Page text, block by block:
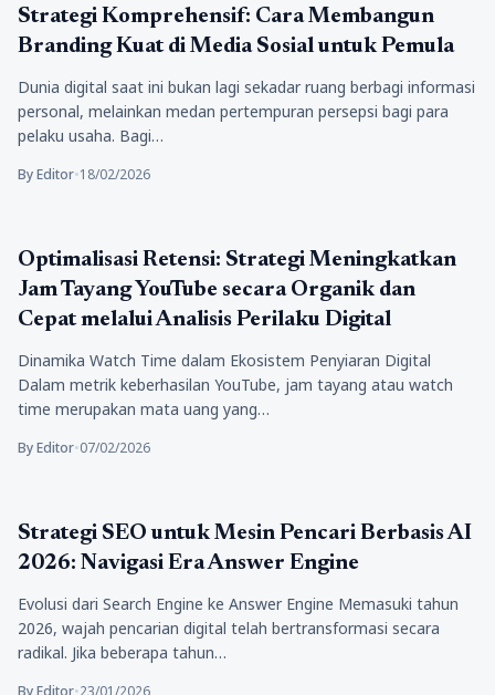
Teknologi
Strategi Komprehensif: Cara Membangun
Branding Kuat di Media Sosial untuk Pemula
Dunia digital saat ini bukan lagi sekadar ruang berbagi informasi
personal, melainkan medan pertempuran persepsi bagi para
pelaku usaha. Bagi…
By Editor•18/02/2026
Teknologi
Optimalisasi Retensi: Strategi Meningkatkan
Jam Tayang YouTube secara Organik dan
Cepat melalui Analisis Perilaku Digital
Dinamika Watch Time dalam Ekosistem Penyiaran Digital
Dalam metrik keberhasilan YouTube, jam tayang atau watch
time merupakan mata uang yang…
By Editor•07/02/2026
Teknologi
Strategi SEO untuk Mesin Pencari Berbasis AI
2026: Navigasi Era Answer Engine
Evolusi dari Search Engine ke Answer Engine Memasuki tahun
2026, wajah pencarian digital telah bertransformasi secara
radikal. Jika beberapa tahun…
By Editor•23/01/2026